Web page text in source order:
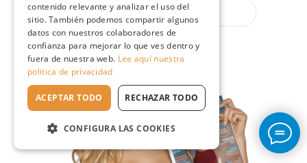
contenido relevante y analizar el uso del
sitio. También podemos compartir algunos
datos con nuestros colaboradores de
confianza para mejorar lo que ves dentro y
fuera de nuestra web. Lee aquí nuestra
politica de privacidad
ACEPTAR TODO RECHAZAR TODO
CONFIGURA LAS COOKIES